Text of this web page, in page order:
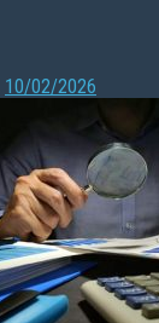
10/02/2026